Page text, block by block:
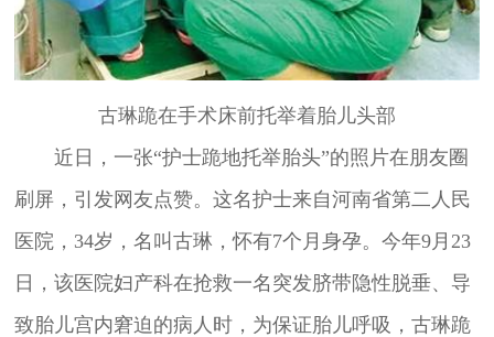
古琳跪在手术床前托举着胎儿头部
近日，一张“护士跪地托举胎头”的照片在朋友圈
刷屏，引发网友点赞。这名护士来自河南省第二人民
医院，34岁，名叫古琳，怀有7个月身孕。今年9月23
日，该医院妇产科在抢救一名突发脐带隐性脱垂、导
致胎儿宫内窘迫的病人时，为保证胎儿呼吸，古琳跪